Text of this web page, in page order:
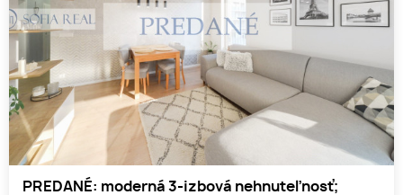
PREDANÉ: moderná 3-izbová nehnuteľnosť;